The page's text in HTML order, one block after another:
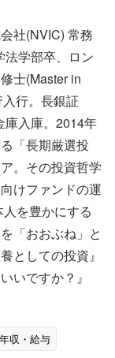
社(NVIC) 常務
法学部卒、ロン
士(Master in
行。長銀証
庫入庫。2014年
「長期厳選投
。その投資哲学
けファンドの運
を豊かにする
「おおぶね」と
としての投資』
いですか？』
収・給与